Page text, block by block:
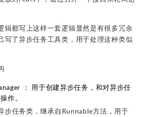
辑都写上这样一套逻辑显然是有很多冗余
写了异步任务工具类，用于处理这种类似
： 用于创建异步任务，和对异步任
作。
步任务类，继承自Runnable方法，用于